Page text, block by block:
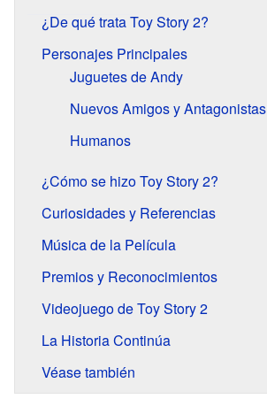
¿De qué trata Toy Story 2?
Personajes Principales
Juguetes de Andy
Nuevos Amigos y Antagonistas
Humanos
¿Cómo se hizo Toy Story 2?
Curiosidades y Referencias
Música de la Película
Premios y Reconocimientos
Videojuego de Toy Story 2
La Historia Continúa
Véase también